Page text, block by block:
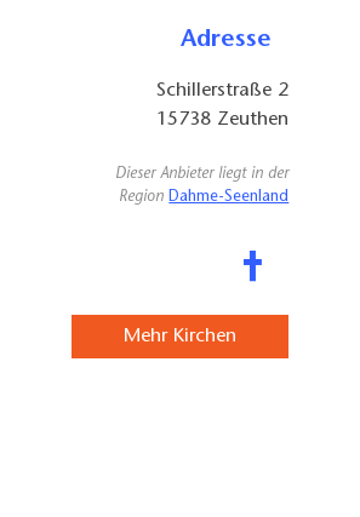
Adresse
Schillerstraße 2
15738 Zeuthen
Dieser Anbieter liegt in der
Region Dahme-Seenland
Mehr Kirchen